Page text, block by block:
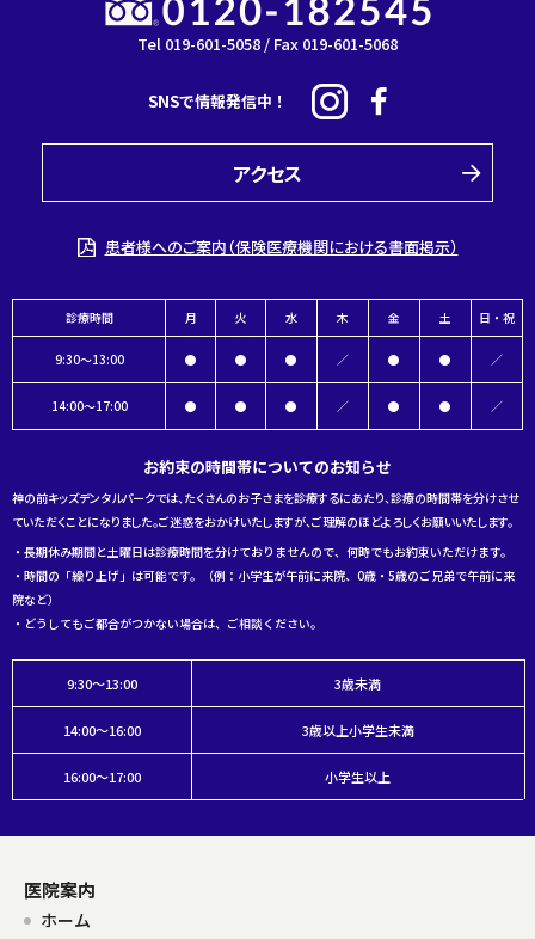
Tel 019-601-5058 / Fax 019-601-5068
SNSで情報発信中！
アクセス
患者様へのご案内（保険医療機関における書面掲示）
診療時間 月 火 水 木 金 土 日・祝
9:30～13:00 ● ● ● ／ ● ● ／
14:00～17:00 ● ● ● ／ ● ● ／
お約束の時間帯についてのお知らせ
神の前キッズデンタルパークでは、たくさんのお子さまを診療するにあたり、診療の時間帯を分けさせ
ていただくことになりました。ご迷惑をおかけいたしますが、ご理解のほどよろしくお願いいたします。
・長期休み期間と土曜日は診療時間を分けておりませんので、何時でもお約束いただけます。
・時間の「繰り上げ」は可能です。（例：小学生が午前に来院、0歳・5歳のご兄弟で午前に来
院など）
・どうしてもご都合がつかない場合は、ご相談ください。
9:30～13:00
14:00～16:00
16:00～17:00
3歳未満
3歳以上小学生未満
小学生以上
医院案内
ホーム